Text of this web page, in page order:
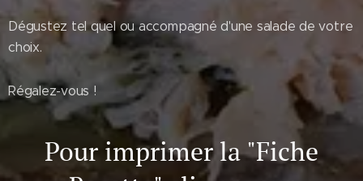
Dégustez tel quel ou accompagné d'une salade de votre
choix.
Régalez-vous !
Pour imprimer la "Fiche